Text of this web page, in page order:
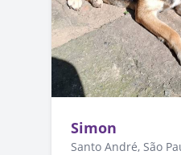
Simon
Santo André, São